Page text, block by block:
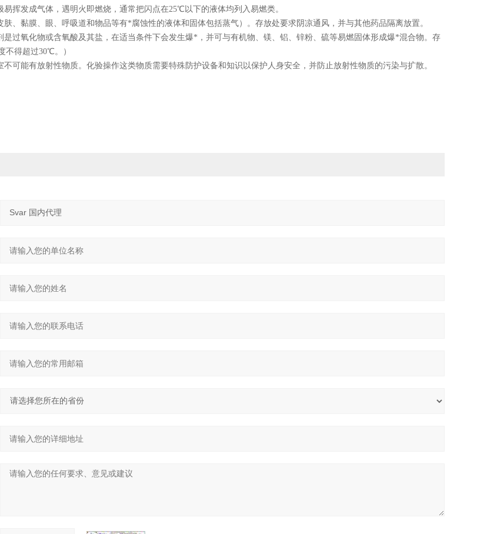
易挥发成气体，遇明火即燃烧，通常把闪点在25℃以下的液体均列入易燃类。
肤、黏膜、眼、呼吸道和物品等有*腐蚀性的液体和固体包括蒸气）。存放处要求阴凉通风，并与其他药品隔离放置。
是过氧化物或含氧酸及其盐，在适当条件下会发生爆* ，并可与有机物、镁、铝、锌粉、硫等易燃固体形成爆*混合物。存
不得超过30℃。）
不可能有放射性物质。化验操作这类物质需要特殊防护设备和知识以保护人身安全，并防止放射性物质的污染与扩散。